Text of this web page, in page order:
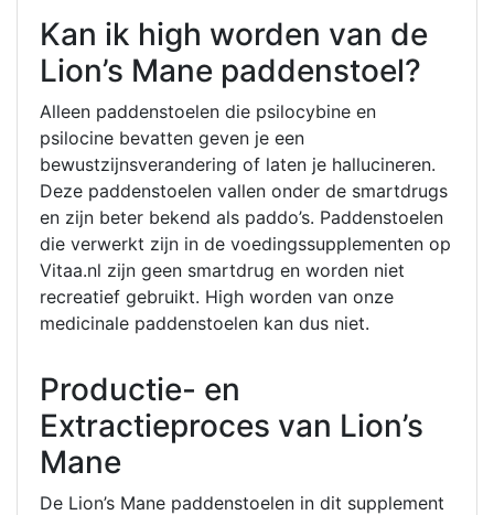
Kan ik high worden van de
Lion’s Mane paddenstoel?
Alleen paddenstoelen die psilocybine en
psilocine bevatten geven je een
bewustzijnsverandering of laten je hallucineren.
Deze paddenstoelen vallen onder de smartdrugs
en zijn beter bekend als paddo’s. Paddenstoelen
die verwerkt zijn in de voedingssupplementen op
Vitaa.nl zijn geen smartdrug en worden niet
recreatief gebruikt. High worden van onze
medicinale paddenstoelen kan dus niet.
Productie- en
Extractieproces van Lion’s
Mane
De Lion’s Mane paddenstoelen in dit supplement